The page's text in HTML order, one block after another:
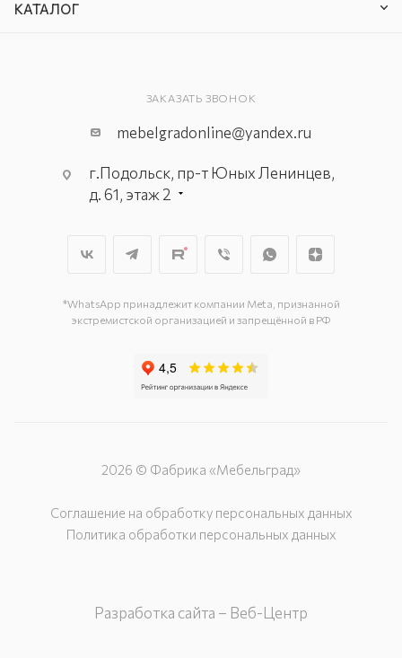
КАТАЛОГ
ЗАКАЗАТЬ ЗВОНОК
mebelgradonline@yandex.ru
г.Подольск, пр-т Юных Ленинцев,
д. 61, этаж 2
г. Подольск, ул. Станционная, д. 11
*WhatsApp принадлежит компании Meta, признанной
экстремистской организацией и запрещённой в РФ
2026 © Фабрика «Мебельград»
Соглашение на обработку персональных данных
Политика обработки персональных данных
Разработка сайта – Веб-Центр